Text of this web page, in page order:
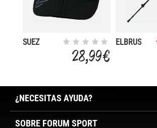
SUEZ
28,99 €
ELBRUS
¿NECESITAS AYUDA?
SOBRE FORUM SPORT